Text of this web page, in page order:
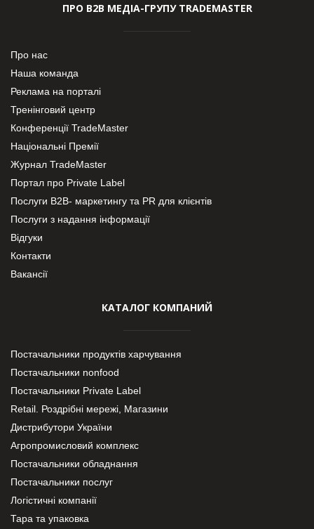
ПРО В2В МЕДІА-ГРУПУ TRADEMASTER
Про нас
Наша команда
Реклама на порталі
Тренінговий центр
Конференції TradeMaster
Національні Премії
Журнал TradeMaster
Портал про Private Label
Послуги В2В- маркетингу та PR для клієнтів
Послуги з надання інформації
Відгуки
Контакти
Вакансії
КАТАЛОГ КОМПАНИЙ
Постачальники продуктів харчування
Постачальники nonfood
Постачальники Private Label
Retail. Роздрібні мережі, Магазини
Дистрибутори України
Агропромисловий комплекс
Постачальники обладнання
Постачальники послуг
Логістичні компанії
Тара та упаковка